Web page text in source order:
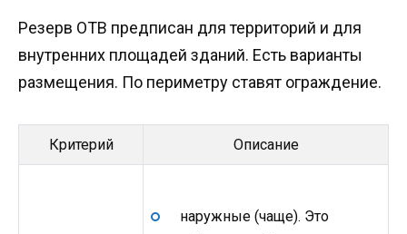
Резерв ОТВ предписан для территорий и для
внутренних площадей зданий. Есть варианты
размещения. По периметру ставят ограждение.
Критерий Описание
наружные (чаще). Это